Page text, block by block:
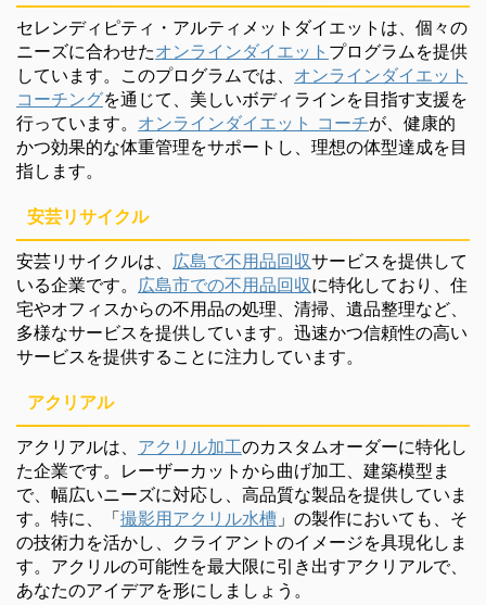
セレンディピティ・アルティメットダイエットは、個々の
ニーズに合わせたオンラインダイエット プログラムを提供
しています。このプログラムでは、 オンラインダイエット
コーチングを通じて、美しいボディラインを目指す支援を
行っています。 オンラインダイエット コーチが、健康的
かつ効果的な体重管理をサポートし、理想の体型達成を目
指します。
安芸リサイクル
安芸リサイクルは、 広島で不用品回収サービスを提供して
いる企業です。 広島市での不用品回収に特化しており、住
宅やオフィスからの不用品の処理、清掃、遺品整理など、
多様なサービスを提供しています。迅速かつ信頼性の高い
サービスを提供することに注力しています。
アクリアル
アクリアルは、 アクリル加工のカスタムオーダーに特化し
た企業です。レーザーカットから曲げ加工、建築模型ま
で、幅広いニーズに対応し、高品質な製品を提供していま
す。特に、「撮影用アクリル水槽 」の製作においても、そ
の技術力を活かし、クライアントのイメージを具現化しま
す。アクリルの可能性を最大限に引き出すアクリアルで、
あなたのアイデアを形にしましょう。